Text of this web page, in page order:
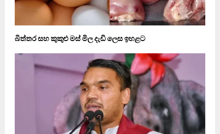
බිත්තර සහ කුකුළු මස් මිල දැඩි ලෙස ඉහළට